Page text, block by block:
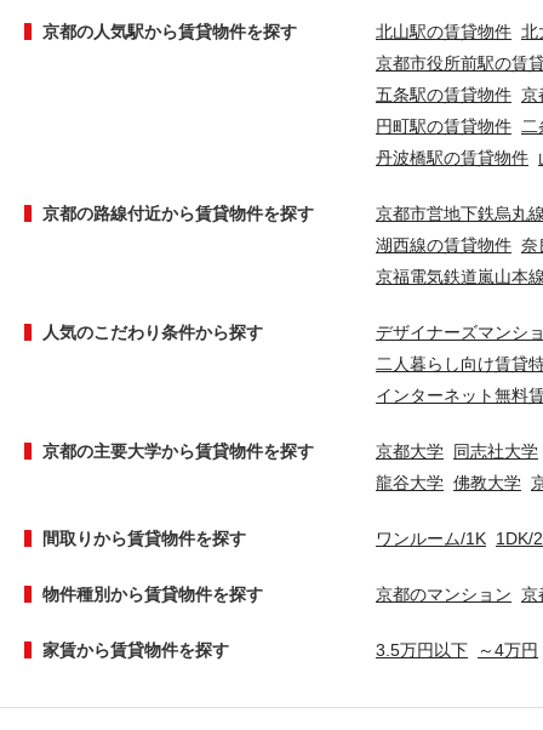
京都の人気駅から賃貸物件を探す 北山駅の賃貸物件 北
京都市役所前駅の賃
五条駅の賃貸物件 京
円町駅の賃貸物件 二
丹波橋駅の賃貸物件
京都の路線付近から賃貸物件を探す
京都市営地下鉄烏丸
湖西線の賃貸物件 奈
京福電気鉄道嵐山本
人気のこだわり条件から探す
デザイナーズマンシ
二人暮らし向け賃貸
インターネット無料
京都の主要大学から賃貸物件を探す 京都大学 同志社大学
龍谷大学 佛教大学
間取りから賃貸物件を探す ワンルーム/1K 1DK/
物件種別から賃貸物件を探す 京都のマンション 京
家賃から賃貸物件を探す 3.5万円以下 ～4万円